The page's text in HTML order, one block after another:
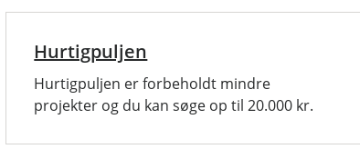
Hurtigpuljen
Hurtigpuljen er forbeholdt mindre
projekter og du kan søge op til 20.000 kr.